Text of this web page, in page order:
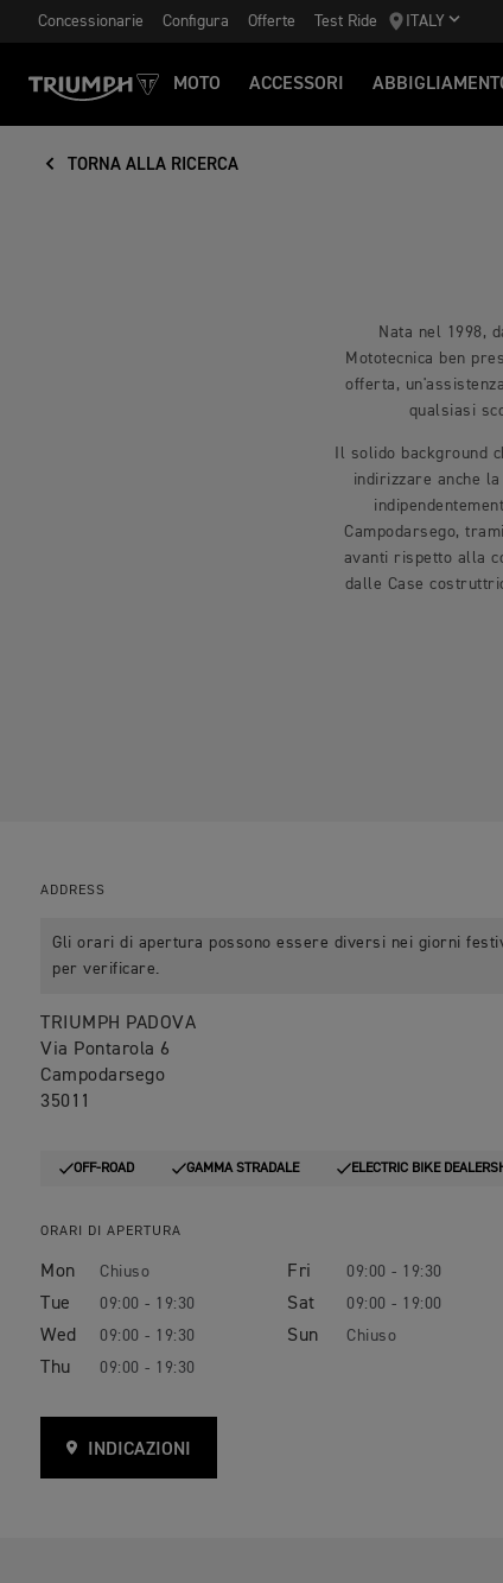
Concessionarie Configura Offerte Test Ride ITALY
MOTO ACCESSORI
TORNA ALLA RICERCA
Nata nel 1998,
Mototecnica ben
offerta,
qualsiasi
Il solido background
indirizzare anche
Campodarsego,
avanti rispetto alla
dalle Case
ADDRESS
Gli orari di apertura possono essere diversi nei giorni
per verificare.
TRIUMPH PADOVA
Via Pontarola 6
Campodarsego
35011
OFF-ROAD GAMMA STRADALE ELECTRIC BIKE
ORARI DI APERTURA
Mon
Tue 09:00 - 19:30
Wed 09:00 - 19:30
Thu 09:00 - 19:30
Fri 09:00 - 19:30
Sat 09:00 - 19:00
Sun
INDICAZIONI